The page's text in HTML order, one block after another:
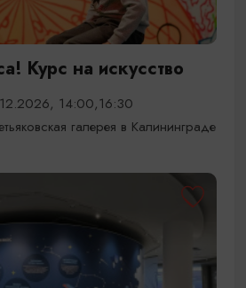
Курс на искусство
14:00,16:30
галерея в Калининграде